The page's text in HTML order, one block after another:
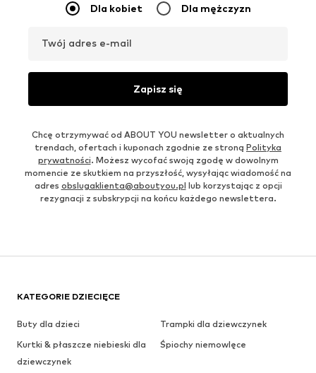
Dla kobiet Dla mężczyzn
Twój adres e-mail
Zapisz się
Chcę otrzymywać od ABOUT YOU newsletter o aktualnych
trendach, ofertach i kuponach zgodnie ze stroną Polityka
prywatności. Możesz wycofać swoją zgodę w dowolnym
momencie ze skutkiem na przyszłość, wysyłając wiadomość na
adres obslugaklienta@aboutyou.pl lub korzystając z opcji
rezygnacji z subskrypcji na końcu każdego newslettera.
KATEGORIE DZIECIĘCE
Buty dla dzieci
Trampki dla dziewczynek
Kurtki & płaszcze niebieski dla
dziewczynek
Śpiochy niemowlęce